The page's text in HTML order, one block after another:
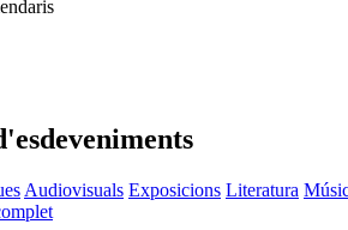
Audiovisuals Exposicions Literatura